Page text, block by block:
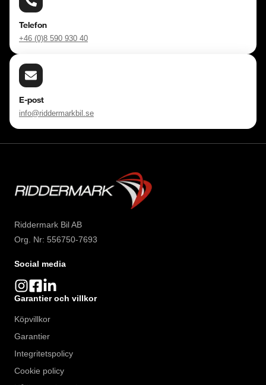
Telefon
+46 (0)8 590 930 40
E-post
info@riddermarkbil.se
Riddermark Bil AB
Org. Nr: 556750-7693
Social media
Garantier och villkor
Köpvillkor
Garantier
Integritetspolicy
Cookie policy